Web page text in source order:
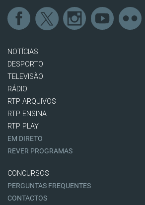
NOTÍCIAS
DESPORTO
TELEVISÃO
RÁDIO
RTP ARQUIVOS
RTP ENSINA
RTP PLAY
EM DIRETO
REVER PROGRAMAS
CONCURSOS
PERGUNTAS FREQUENTES
CONTACTOS